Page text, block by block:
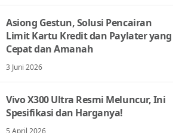
Asiong Gestun, Solusi Pencairan
Limit Kartu Kredit dan Paylater yang
Cepat dan Amanah
3 Juni 2026
Vivo X300 Ultra Resmi Meluncur, Ini
Spesifikasi dan Harganya!